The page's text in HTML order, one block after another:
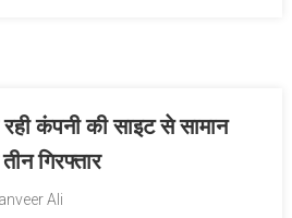
कंपनी की साइट से सामान
गिरफ्तार
Ali